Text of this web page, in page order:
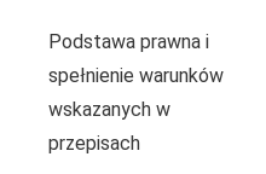
Podstawa prawna i
spełnienie warunków
wskazanych w
przepisach